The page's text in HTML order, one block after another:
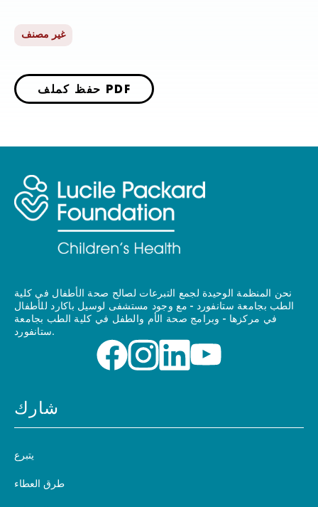
غير مصنف
حفظ كملف PDF
نحن المنظمة الوحيدة لجمع التبرعات لصالح صحة الأطفال في كلية
الطب بجامعة ستانفورد - مع وجود مستشفى لوسيل باكارد للأطفال
في مركزها - وبرامج صحة الأم والطفل في كلية الطب بجامعة
ستانفورد.
شارك
يتبرع
طرق العطاء